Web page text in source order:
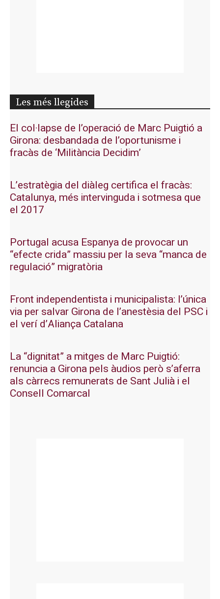
Les més llegides
El col·lapse de l’operació de Marc Puigtió a
Girona: desbandada de l’oportunisme i
fracàs de ‘Militància Decidim’
L’estratègia del diàleg certifica el fracàs:
Catalunya, més intervinguda i sotmesa que
el 2017
Portugal acusa Espanya de provocar un
“efecte crida” massiu per la seva “manca de
regulació” migratòria
Front independentista i municipalista: l’única
via per salvar Girona de l’anestèsia del PSC i
el verí d’Aliança Catalana
La “dignitat” a mitges de Marc Puigtió:
renuncia a Girona pels àudios però s’aferra
als càrrecs remunerats de Sant Julià i el
Consell Comarcal